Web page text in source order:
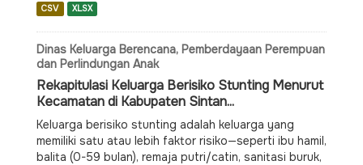
CSV XLSX
Dinas Keluarga Berencana, Pemberdayaan Perempuan
dan Perlindungan Anak
Rekapitulasi Keluarga Berisiko Stunting Menurut
Kecamatan di Kabupaten Sintan...
Keluarga berisiko stunting adalah keluarga yang
memiliki satu atau lebih faktor risiko—seperti ibu hamil,
balita (0-59 bulan), remaja putri/catin, sanitasi buruk,